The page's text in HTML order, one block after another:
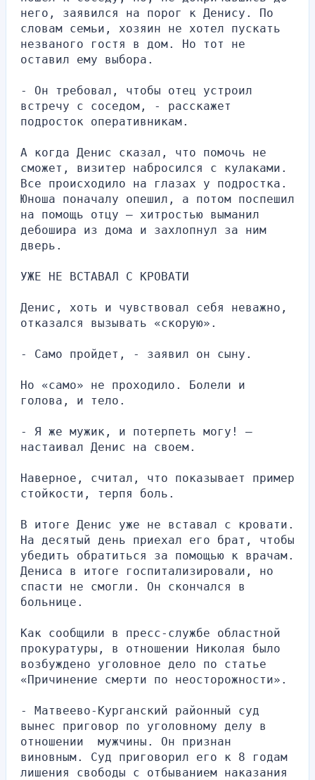
него, заявился на порог к Денису. По
словам семьи, хозяин не хотел пускать
незваного гостя в дом. Но тот не
оставил ему выбора.
- Он требовал, чтобы отец устроил
встречу с соседом, - расскажет
подросток оперативникам.
А когда Денис сказал, что помочь не
сможет, визитер набросился с кулаками.
Все происходило на глазах у подростка.
Юноша поначалу опешил, а потом поспешил
на помощь отцу – хитростью выманил
дебошира из дома и захлопнул за ним
дверь.
УЖЕ НЕ ВСТАВАЛ С КРОВАТИ
Денис, хоть и чувствовал себя неважно,
отказался вызывать «скорую».
- Само пройдет, - заявил он сыну.
Но «само» не проходило. Болели и
голова, и тело.
- Я же мужик, и потерпеть могу! –
настаивал Денис на своем.
Наверное, считал, что показывает пример
стойкости, терпя боль.
В итоге Денис уже не вставал с кровати.
На десятый день приехал его брат, чтобы
убедить обратиться за помощью к врачам.
Дениса в итоге госпитализировали, но
спасти не смогли. Он скончался в
больнице.
Как сообщили в пресс-службе областной
прокуратуры, в отношении Николая было
возбуждено уголовное дело по статье
«Причинение смерти по неосторожности».
- Матвеево-Курганский районный суд
вынес приговор по уголовному делу в
отношении  мужчины. Он признан
виновным. Суд приговорил его к 8 годам
лишения свободы с отбыванием наказания